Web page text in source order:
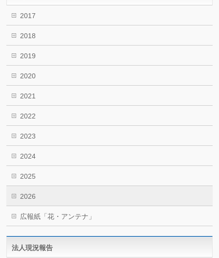
2017
2018
2019
2020
2021
2022
2023
2024
2025
2026
広報紙「花・アンテナ」
法人現況報告